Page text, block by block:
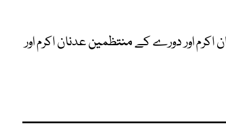
اور دورے کے منتظمین عدنان اکرم اور